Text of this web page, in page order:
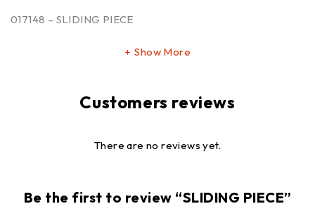
017148 – SLIDING PIECE
Show More
Customers reviews
There are no reviews yet.
Be the first to review “SLIDING PIECE”